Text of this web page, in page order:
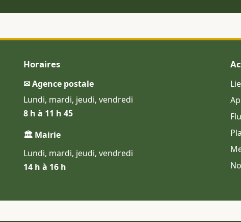
Horaires
✉ Agence postale
Lundi, mardi, jeudi, vendredi
8 h à 11 h 45
🏛 Mairie
Lundi, mardi, jeudi, vendredi
14 h à 16 h